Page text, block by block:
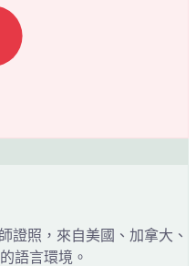
證照，來自美國、加拿大、
語言環境。